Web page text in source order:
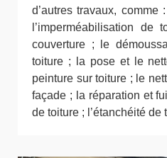
d’autres travaux, comme
l’imperméabilisation
couverture ; le
toiture ; la pose et le
peinture sur toiture ; le
façade ; la réparation et
de toiture ; l’étanchéité de